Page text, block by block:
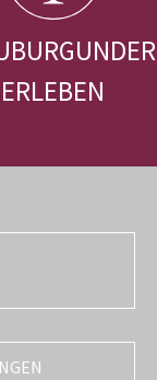
ERLEBEN